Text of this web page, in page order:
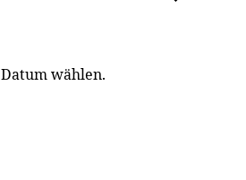
Datum wählen.